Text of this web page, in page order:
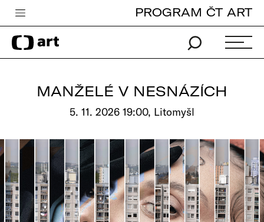
Česká televize
Zpravodajství
Pro děti
edu
Vše o ČT
PROGRAM ČT ART
MANŽELÉ V NESNÁZÍCH
5. 11. 2026 19:00, Litomyšl